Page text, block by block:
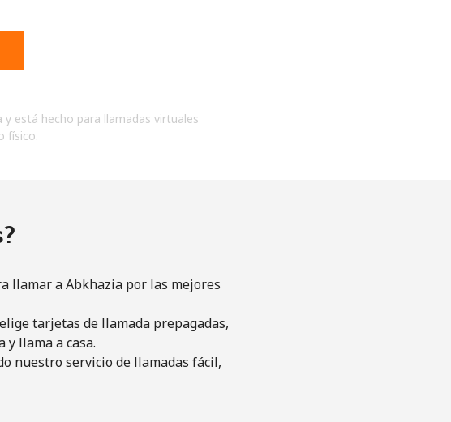
está hecho para llamadas virtuales
físico.
llamar a Abkhazia por las mejores
tarjetas de llamada prepagadas,
y llama a casa.
nuestro servicio de llamadas fácil,